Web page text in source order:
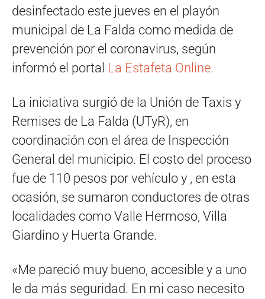
desinfectado este jueves en el playón
municipal de La Falda como medida de
prevención por el coronavirus, según
informó el portal La Estafeta Online.
La iniciativa surgió de la Unión de Taxis y
Remises de La Falda (UTyR), en
coordinación con el área de Inspección
General del municipio. El costo del proceso
fue de 110 pesos por vehículo y , en esta
ocasión, se sumaron conductores de otras
localidades como Valle Hermoso, Villa
Giardino y Huerta Grande.
«Me pareció muy bueno, accesible y a uno
le da más seguridad. En mi caso necesito